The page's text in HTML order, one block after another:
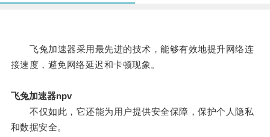
飞兔加速器采用最先进的技术，能够有效地提升网络连
接速度，避免网络延迟和卡顿现象。
飞兔加速器npv
不仅如此，它还能为用户提供安全保障，保护个人隐私
和数据安全。